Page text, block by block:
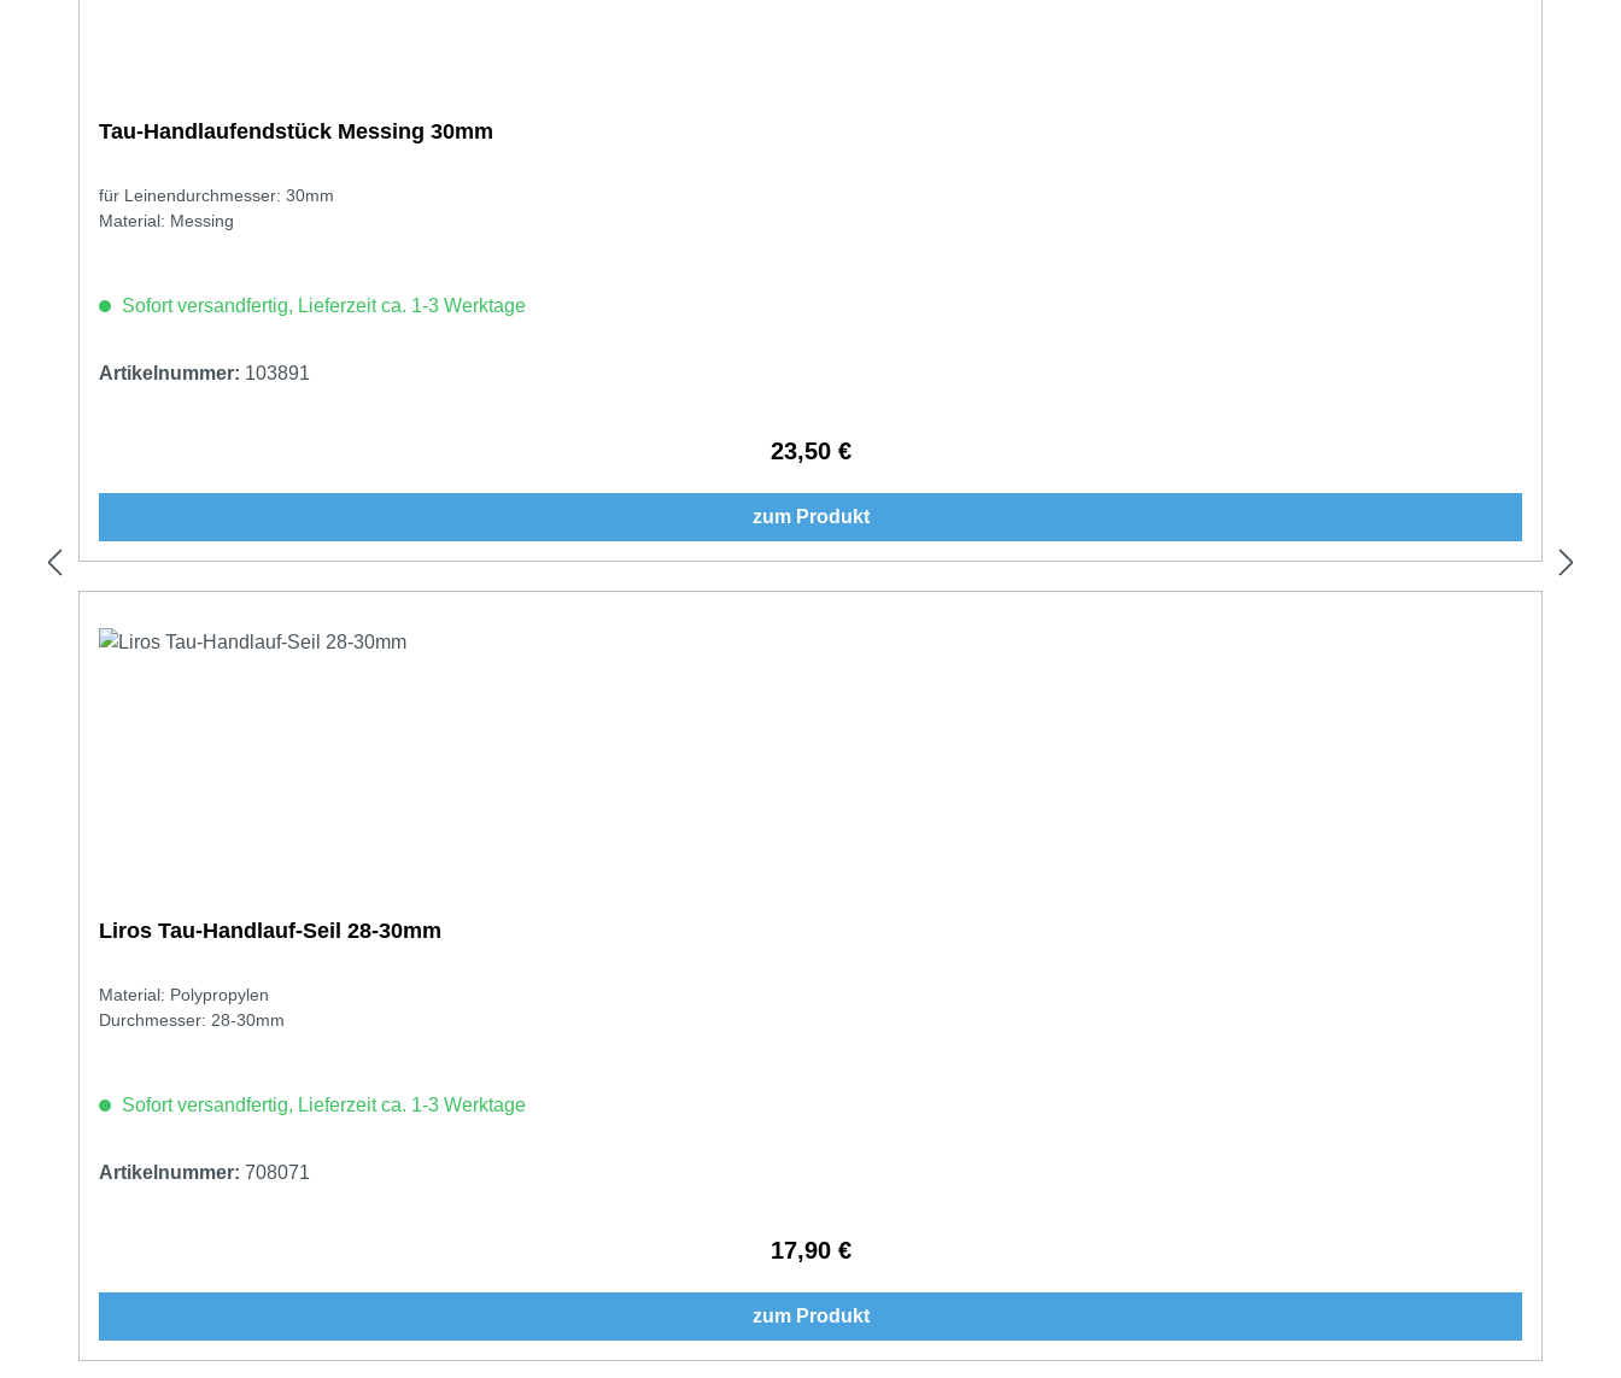
Tau-Handlaufendstück Messing 30mm
für Leinendurchmesser: 30mm
Material: Messing
Sofort versandfertig, Lieferzeit ca. 1-3 Werktage
Artikelnummer: 103891
Regulärer Preis:
23,50 €
zum Produkt
Liros Tau-Handlauf-Seil 28-30mm
Material: Polypropylen
Durchmesser: 28-30mm
Sofort versandfertig, Lieferzeit ca. 1-3 Werktage
Artikelnummer: 708071
Regulärer Preis:
17,90 €
zum Produkt